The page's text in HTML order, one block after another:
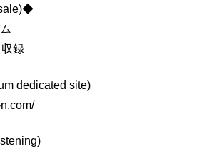
収録
dedicated site)